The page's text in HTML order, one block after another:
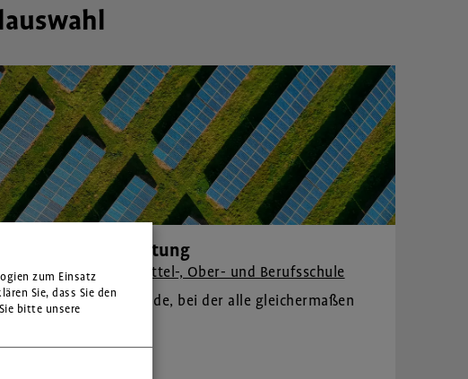
und grüne Ausbeutung
für Mittel-, Ober- und Berufsschule
nötige Energiewende, bei der alle gleichermaßen
zum Einsatz
Sie, dass Sie den
bitte unsere